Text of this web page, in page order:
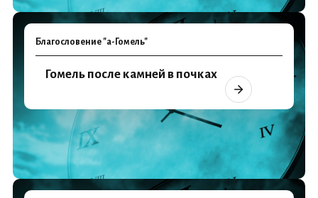
Благословение "а-Гомель"
Гомель после камней в почках